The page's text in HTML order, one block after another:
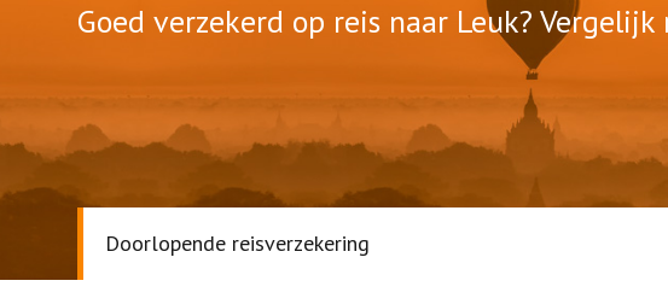
Goed verzekerd op reis naar Leuk?
Doorlopende reisverzekering